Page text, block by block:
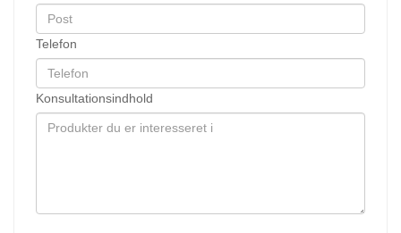
Telefon
Konsultationsindhold